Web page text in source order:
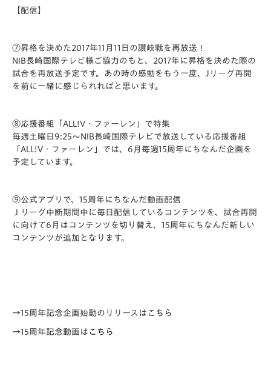
【配信】
⑦昇格を決めた2017年11月11日の讃岐戦を再放送！
NIB長崎国際テレビ様ご協力のもと、2017年に昇格を決めた際の
試合を再放送予定です。あの時の感動をもう一度、Jリーグ再開
を前に一緒に感じられればと思います。
⑧応援番組「ALL!V・ファーレン」で特集
毎週土曜日9:25～NIB長崎国際テレビで放送している応援番組
「ALL!V・ファーレン」では、6月毎週15周年にちなんだ企画を
予定しています。
⑨公式アプリで、15周年にちなんだ動画配信
Ｊリーグ中断期間中に毎日配信しているコンテンツを、試合再開
に向けて6月はコンテンツを切り替え、15周年にちなんだ新しい
コンテンツが追加となります。
→15周年記念企画始動のリリースは こちら
→15周年記念動画は こちら